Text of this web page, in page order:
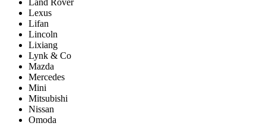
Land Rover
Lexus
Lifan
Lincoln
Lixiang
Lynk & Co
Mazda
Mercedes
Mini
Mitsubishi
Nissan
Omoda